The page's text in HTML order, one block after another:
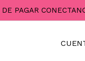
PAGAR